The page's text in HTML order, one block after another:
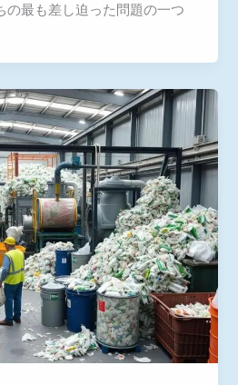
の最も差し迫った問題の一つ